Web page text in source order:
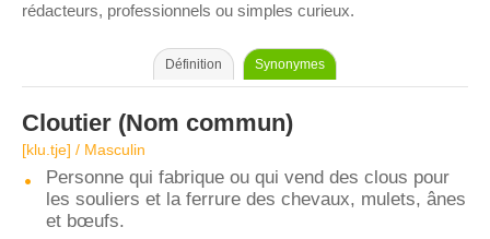
rédacteurs, professionnels ou simples curieux.
Définition Synonymes
Cloutier (Nom commun)
[klu.tje] / Masculin
Personne qui fabrique ou qui vend des clous pour
les souliers et la ferrure des chevaux, mulets, ânes
et bœufs.